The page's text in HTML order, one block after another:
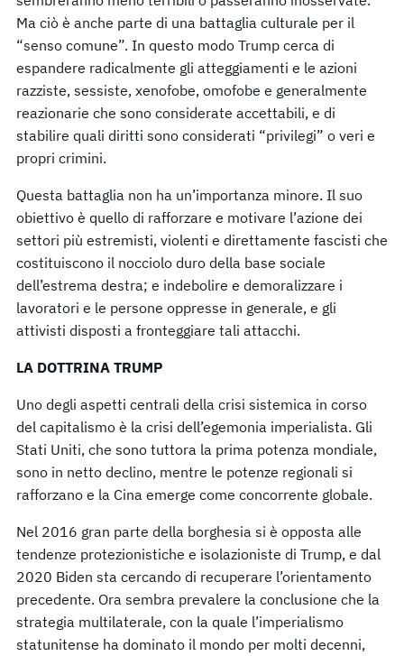
Ma ciò è anche parte di una battaglia culturale per il
“senso comune”. In questo modo Trump cerca di
espandere radicalmente gli atteggiamenti e le azioni
razziste, sessiste, xenofobe, omofobe e generalmente
reazionarie che sono considerate accettabili, e di
stabilire quali diritti sono considerati “privilegi” o veri e
propri crimini.
Questa battaglia non ha un’importanza minore. Il suo
obiettivo è quello di rafforzare e motivare l’azione dei
settori più estremisti, violenti e direttamente fascisti che
costituiscono il nocciolo duro della base sociale
dell’estrema destra; e indebolire e demoralizzare i
lavoratori e le persone oppresse in generale, e gli
attivisti disposti a fronteggiare tali attacchi.
LA DOTTRINA TRUMP
Uno degli aspetti centrali della crisi sistemica in corso
del capitalismo è la crisi dell’egemonia imperialista. Gli
Stati Uniti, che sono tuttora la prima potenza mondiale,
sono in netto declino, mentre le potenze regionali si
rafforzano e la Cina emerge come concorrente globale.
Nel 2016 gran parte della borghesia si è opposta alle
tendenze protezionistiche e isolazioniste di Trump, e dal
2020 Biden sta cercando di recuperare l’orientamento
precedente. Ora sembra prevalere la conclusione che la
strategia multilaterale, con la quale l’imperialismo
statunitense ha dominato il mondo per molti decenni,